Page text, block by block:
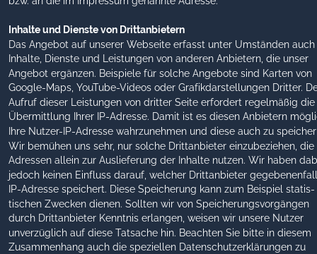
Inhalte und Dienste von Drittanbietern
Das Angebot auf unserer Webseite erfasst unter Umständen auch
Inhalte, Dienste und Leistungen von anderen Anbietern, die unser
Angebot ergänzen. Beispiele für solche Angebote sind Karten von
Google-Maps, YouTube-Videos oder Grafikdarstellungen Dritter.
Aufruf dieser Leistungen von dritter Seite erfordert regelmäßig die
Übermittlung Ihrer IP-Adresse. Damit ist es diesen Anbietern
Ihre Nutzer-IP-Adresse wahrzunehmen und diese auch zu
Wir bemühen uns sehr, nur solche Drittanbieter einzubeziehen, die
Adressen allein zur Auslieferung der Inhalte nutzen. Wir haben
jedoch keinen Einfluss darauf, welcher Drittanbieter
IP-Adresse speichert. Diese Speicherung kann zum Beispiel statis-
tischen Zwecken dienen. Sollten wir von Speicherungsvorgängen
durch Drittanbieter Kenntnis erlangen, weisen wir unsere Nutzer
unverzüglich auf diese Tatsache hin. Beachten Sie bitte in diesem
Zusammenhang auch die speziellen Datenschutzerklärungen zu